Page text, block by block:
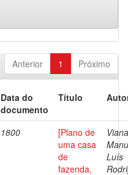
Anterior 1 Próximo
Data do
documento
Título
1800
[Plano de
uma casa
de
fazenda,
Luís